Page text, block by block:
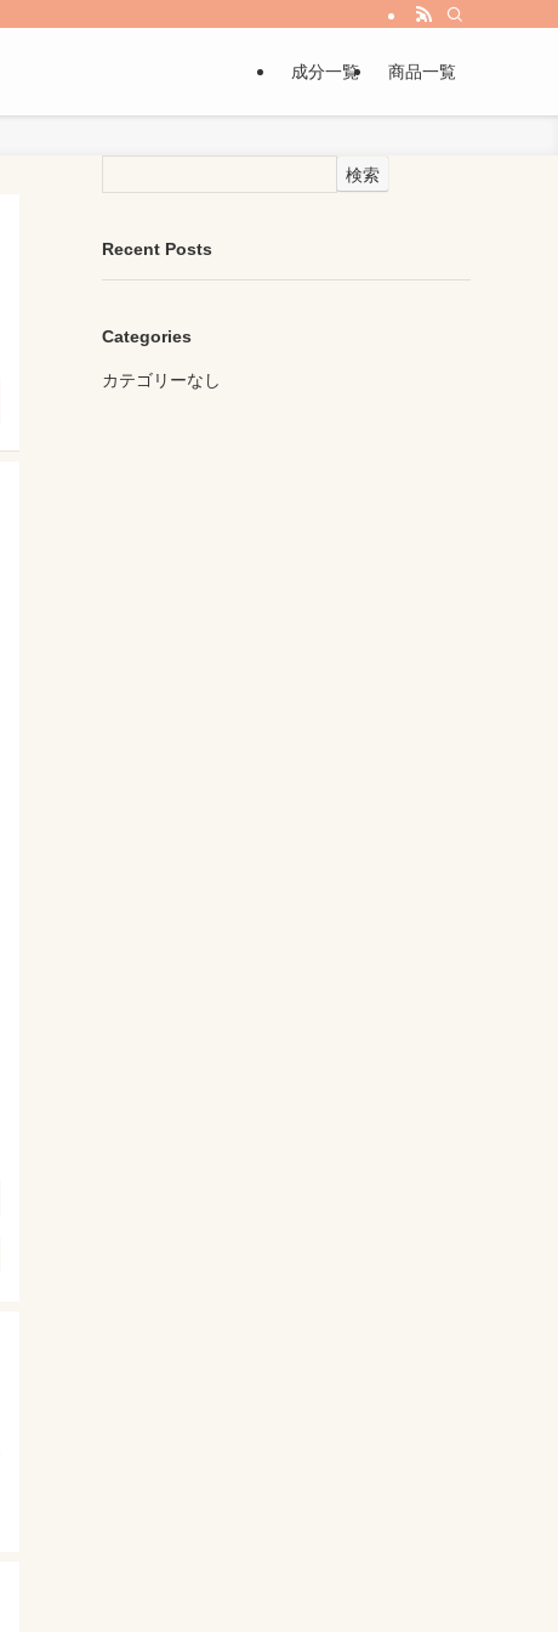
成分一覧 商品一覧
検索
Recent Posts
Categories
カテゴリーなし